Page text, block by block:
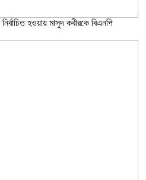
হওয়ায় মাসুদ কবীরকে বিএনপি